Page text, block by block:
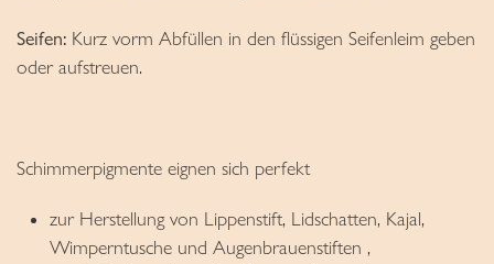
Seifen: Kurz vorm Abfüllen in den flüssigen Seifenleim geben
oder aufstreuen.
Schimmerpigmente eignen sich perfekt
zur Herstellung von Lippenstift, Lidschatten, Kajal,
Wimperntusche und Augenbrauenstiften ,